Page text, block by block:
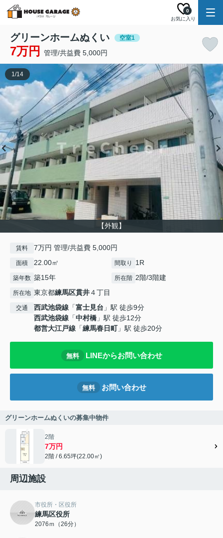
お気に入り
0
グリーンホームぬくい 空室1
7万円 管理/共益費 5,000円
【外観】
1/14
賃料 7万円 管理/共益費 5,000円
面積 22.00㎡ 間取り 1R
築年数 築15年 所在階 2階/3階建
所在地 東京都練馬区貫井４丁目
交通 西武池袋線 「富士見台 」駅 徒歩9分
西武池袋線 「中村橋 」駅 徒歩12分
都営大江戸線 「練馬春日町」駅 徒歩20分
無料 LINEからお問い合わせ
無料 お問い合わせ
グリーンホームぬくいの募集中物件
2階
7万円
2階 / 6.65坪(22.00㎡)
周辺施設
市役所・区役所
練馬区役所
2076ｍ（26分）